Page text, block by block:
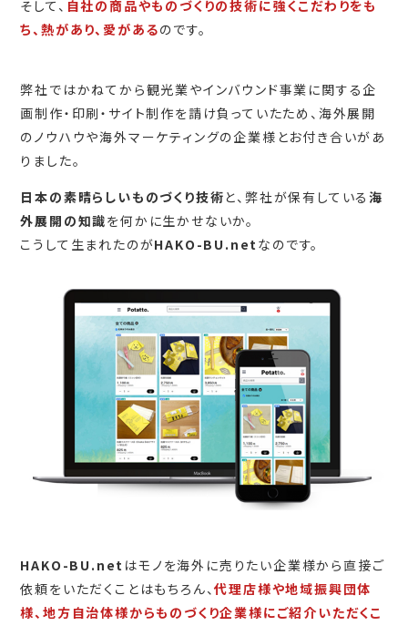
そして、 自社の商品やものづくりの技術に強くこだわりをも
ち、熱があり、愛があるのです。
弊社ではかねてから観光業やインバウンド事業に関する企
画制作・印刷・サイト制作を請け負っていたため、海外展開
のノウハウや海外マーケティングの企業様とお付き合いがあ
りました。
日本の素晴らしいものづくり技術と、弊社が保有している海
外展開の知識を何かに生かせないか。
こうして生まれたのがHAKO-BU.net なのです。
HAKO-BU.net はモノを海外に売りたい企業様から直接ご
依頼をいただくことはもちろん、代理店様や地域振興団体
様、地方自治体様からものづくり企業様にご紹介いただくこ